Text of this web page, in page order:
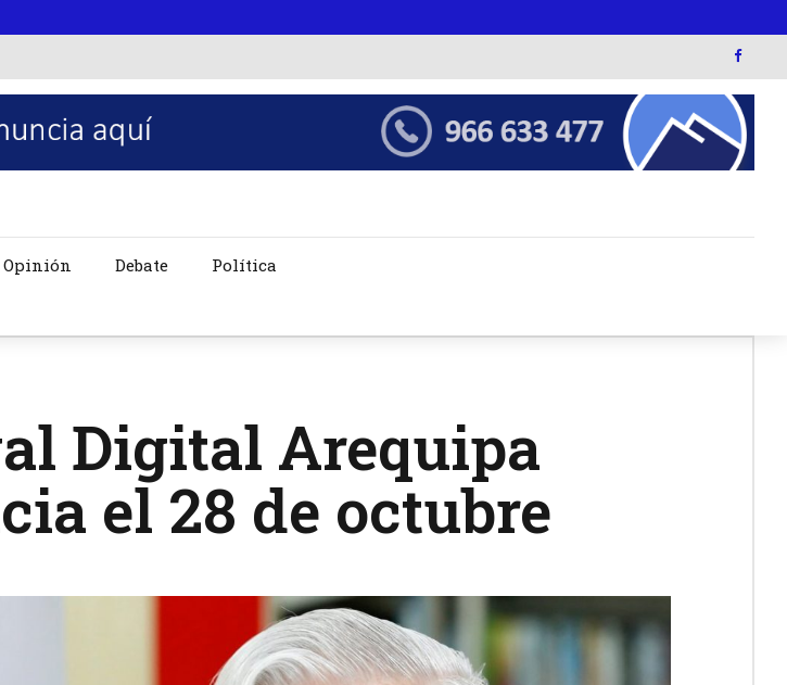
Opinión Debate Política
Digital Arequipa
el 28 de octubre